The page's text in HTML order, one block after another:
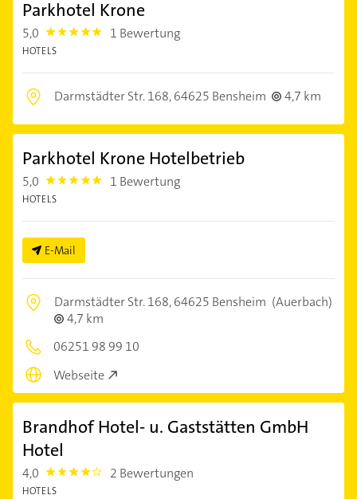
Parkhotel Krone
5,0 5.0 1 Bewertung
HOTELS
Darmstädter Str. 168,64625 Bensheim 4,7 km
Parkhotel Krone Hotelbetrieb
5,0 5.0 1 Bewertung
HOTELS
E-Mail
Darmstädter Str. 168,64625 Bensheim (Auerbach)
4,7 km
06251 98 99 10
Webseite
Brandhof Hotel- u. Gaststätten GmbH
Hotel
4,0 4.0 2 Bewertungen
HOTELS